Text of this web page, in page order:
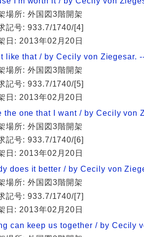
場所: 外国図3階開架
記号: 933.7/1740/[4]
日: 2013年02月20日
like that / by Cecily von Ziegesar.
場所: 外国図3階開架
記号: 933.7/1740/[5]
日: 2013年02月20日
the one that I want / by Cecily von
場所: 外国図3階開架
記号: 933.7/1740/[6]
日: 2013年02月20日
does it better / by Cecily von
場所: 外国図3階開架
記号: 933.7/1740/[7]
日: 2013年02月20日
can keep us together / by Cecily